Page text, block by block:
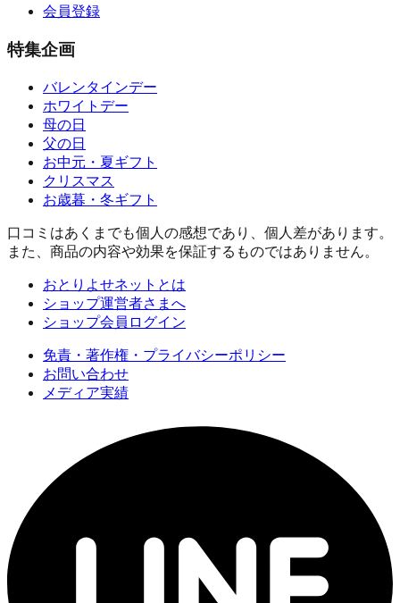
会員登録
特集企画
バレンタインデー
ホワイトデー
母の日
父の日
お中元・夏ギフト
クリスマス
お歳暮・冬ギフト
口コミはあくまでも個人の感想であり、個人差があります。
また、商品の内容や効果を保証するものではありません。
おとりよせネットとは
ショップ運営者さまへ
ショップ会員ログイン
免責・著作権・プライバシーポリシー
お問い合わせ
メディア実績